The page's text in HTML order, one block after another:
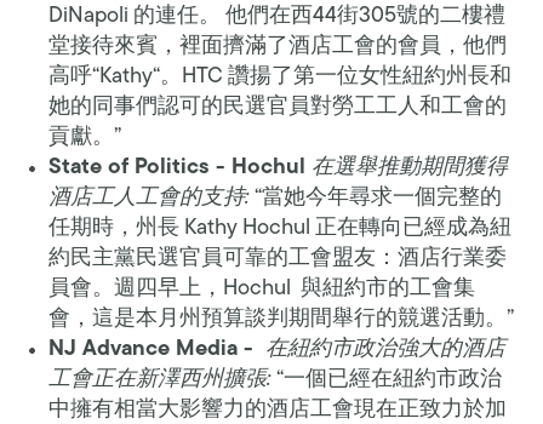
DiNapoli 的連任。 他們在西44街305號的二樓禮
堂接待來賓，裡面擠滿了酒店工會的會員，他們
高呼“Kathy“。HTC 讚揚了第一位女性紐約州長和
她的同事們認可的民選官員對勞工工人和工會的
貢獻。”
State of Politics - Hochul 在選舉推動期間獲得
酒店工人工會的支持: “當她今年尋求一個完整的
任期時，州長 Kathy Hochul 正在轉向已經成為紐
約民主黨民選官員可靠的工會盟友：酒店行業委
員會。週四早上，Hochul 與紐約市的工會集
會，這是本月州預算談判期間舉行的競選活動。”
NJ Advance Media - 在紐約市政治強大的酒店
工會正在新澤西州擴張: “一個已經在紐約市政治
中擁有相當大影響力的酒店工會現在正致力於加